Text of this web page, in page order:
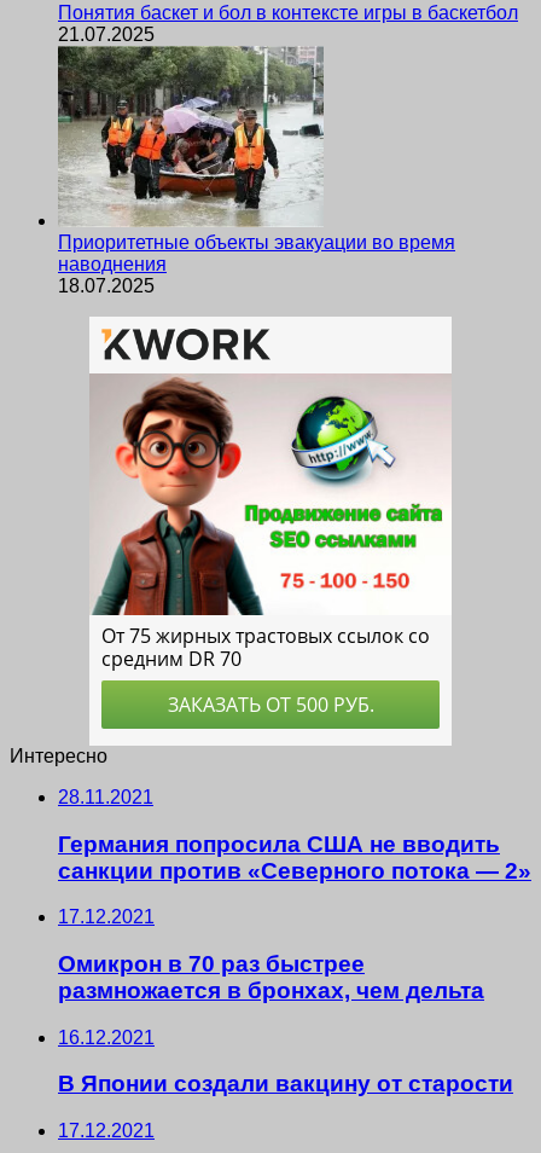
Понятия баскет и бол в контексте игры в баскетбол
21.07.2025
Приоритетные объекты эвакуации во время
наводнения
18.07.2025
Интересно
28.11.2021
Германия попросила США не вводить
санкции против «Северного потока — 2»
17.12.2021
Омикрон в 70 раз быстрее
размножается в бронхах, чем дельта
16.12.2021
В Японии создали вакцину от старости
17.12.2021